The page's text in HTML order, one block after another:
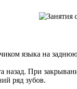
языка на
назад. При
ряд зубов.